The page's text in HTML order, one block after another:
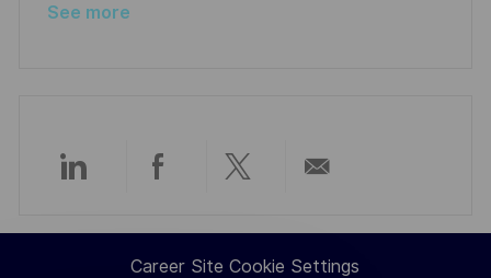
See more
Share
via
Share
via
Share
via
via
Career Site Cookie Settings